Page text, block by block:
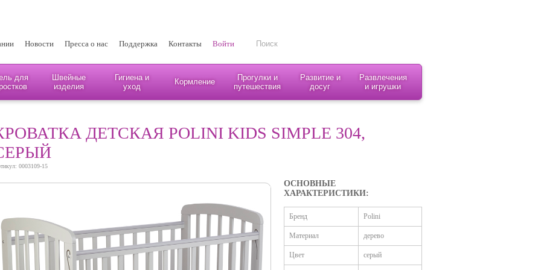
Новости Пресса о нас Поддержка Контакты Войти
для
Швейные
изделия
Гигиена и
уход
Кормление
Прогулки и
путешествия
Развитие и
досуг
Развлечения
и игрушки
ДЕТСКАЯ POLINI KIDS SIMPLE 304,
0003109-15
ОСНОВНЫЕ
ХАРАКТЕРИСТИКИ:
Бренд Polini
Материал дерево
Цвет серый